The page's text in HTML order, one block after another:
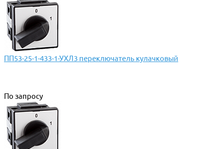
ПП53-25-1-433-1-УХЛ3 переключатель кулачковый
По запросу